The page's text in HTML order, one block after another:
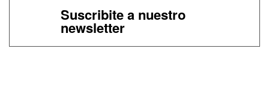
Suscribite a nuestro
newsletter